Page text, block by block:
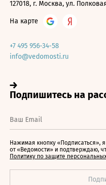
127018, г. Москва, ул.
На карте
+7 495 956-34-58
info@vedomosti.ru
Нажимая кнопку «Подписаться»,
от «Ведомости» и подтверждаю,
Политику по защите